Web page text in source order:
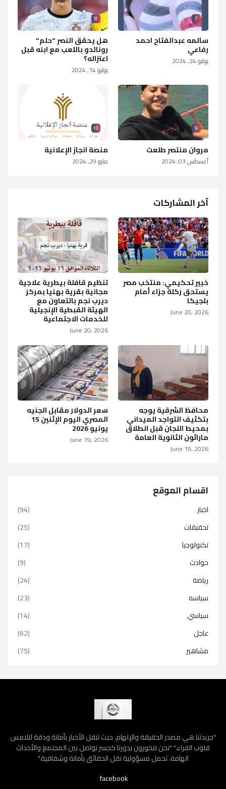
7
سالمه عبدالفتاح احمد
رفاعي
يوليو 24, 2024
8
هل يحقق النصر "حلم"
رونالدو باللعب مع ابنه قبل
اعتزاله؟
يوليو 14, 2024
9
مروان منتصر طلعت
أغسطس 03, 2024
10
منصة انجاز الإعلانية
مايو 29, 2024
آخر المشاركات
خبير تحكيمي: منتخب مصر
يستحق ركلة جزاء أمام
بلجيكا
June 20, 2026
تنظيم قافلة بيطرية علاجية
مجانية بقرية بهنيا بمركز
ديرب نجم بالتعاون مع
الهيئة القبطية الإنجيلية
للخدمات الاجتماعية
June 20, 2026
محافظ الشرقية يوجه
بتكثيف التواجد الميداني
بمحيط اللجان قبل انطلاق
ماراثون الثانوية العامة
June 19, 2026
سعر الدولار مقابل الجنيه
المصري اليوم الإثنين 15
يونيو 2026
June 19, 2026
اقسام الموقع
اخبار
(94)
تحقيقات
(25)
تكنولوجيا
(17)
حوادث
(9)
رياضة
(24)
سياسه
(23)
سياسي
(14)
عاجل
(62)
مشاهير
(75)
"جريدتنا هي مصدر الحقيقة والإلهام، حيث تنقل الأخبار بأمانة ودقة لتلامس
قلوب القراء." "نحن فخورون بدورنا كجسر تواصل بين المجتمع والأحداث
الهامة، نحمل مسؤولية نقل الحقائق بأمانة وشفافية."
facebook